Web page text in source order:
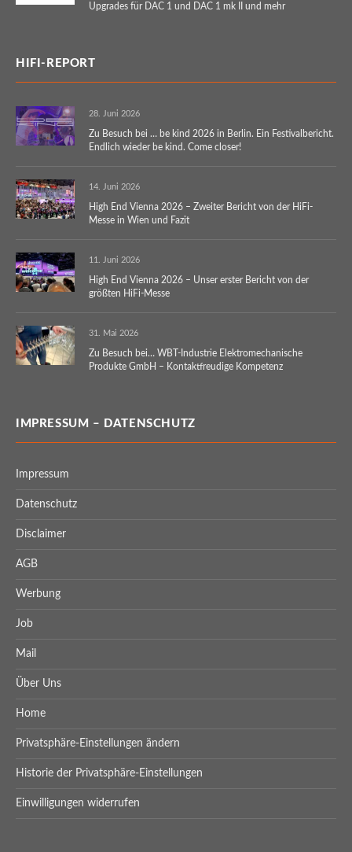
Upgrades für DAC 1 und DAC 1 mk II und mehr
HIFI-REPORT
28. Juni 2026
Zu Besuch bei … be kind 2026 in Berlin. Ein Festivalbericht.
Endlich wieder be kind. Come closer!
14. Juni 2026
High End Vienna 2026 – Zweiter Bericht von der HiFi-
Messe in Wien und Fazit
11. Juni 2026
High End Vienna 2026 – Unser erster Bericht von der
größten HiFi-Messe
31. Mai 2026
Zu Besuch bei… WBT-Industrie Elektromechanische
Produkte GmbH – Kontaktfreudige Kompetenz
IMPRESSUM – DATENSCHUTZ
Impressum
Datenschutz
Disclaimer
AGB
Werbung
Job
Mail
Über Uns
Home
Privatsphäre-Einstellungen ändern
Historie der Privatsphäre-Einstellungen
Einwilligungen widerrufen